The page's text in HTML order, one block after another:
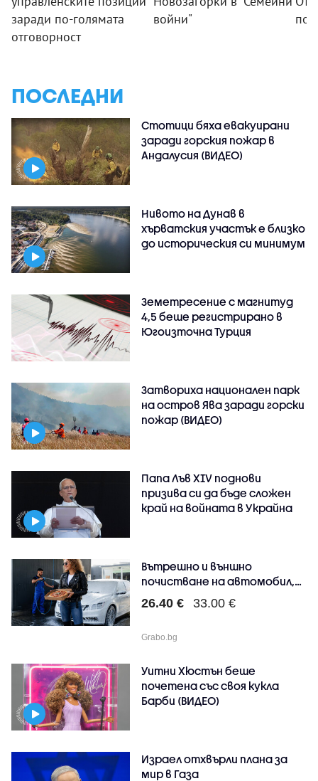
заради по-голямата
отговорност
войни"
ПОСЛЕДНИ
Стотици бяха евакуирани
заради горския пожар в
Андалусия (ВИДЕО)
Нивото на Дунав в
хърватския участък е близко
до историческия си минимум
Земетресение с магнитуд
4,5 беше регистрирано в
Югоизточна Турция
Затвориха национален парк
на остров Ява заради горски
пожар (ВИДЕО)
Папа Лъв XIV поднови
призива си да бъде сложен
край на войната в Украйна
Вътрешно и външно
почистване на автомобил,
п..
26.40 € 33.00 €
Grabo.bg
Уитни Хюстън беше
почетена със своя кукла
Барби (ВИДЕО)
Израел отхвърли плана за
мир в Газа